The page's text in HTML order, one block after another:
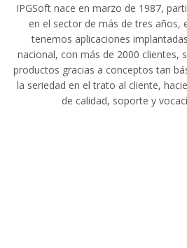
IPGSoft nace en marzo de 1987,
en el sector de más de tres años,
tenemos aplicaciones
nacional, con más de 2000 clientes,
productos gracias a conceptos tan
la seriedad en el trato al cliente,
de calidad, soporte y